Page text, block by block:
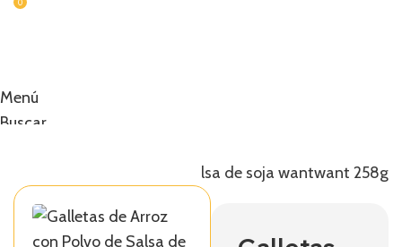
Menú
Buscar
0
de arroz con polvo de salsa de soja wantwant 258g